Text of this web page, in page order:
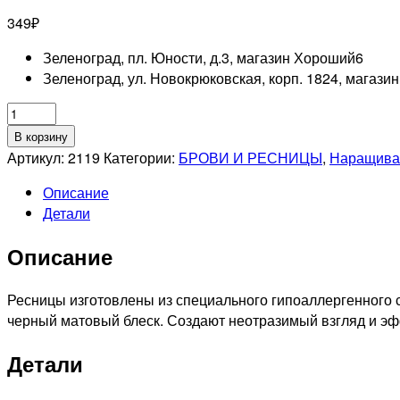
349₽
Зеленоград, пл. Юности, д.3, магазин Хороший6
Зеленоград, ул. Новокрюковская, корп. 1824,
Количество
товара
RUNAIL
для
наращивания
0,15мм
12
линий
В корзину
Артикул: 2119 Категории: БРОВИ И РЕСНИЦЫ,
Описание
Детали
Описание
Ресницы изготовлены из специального
черный матовый блеск. Создают неотразимый взгляд и
Детали